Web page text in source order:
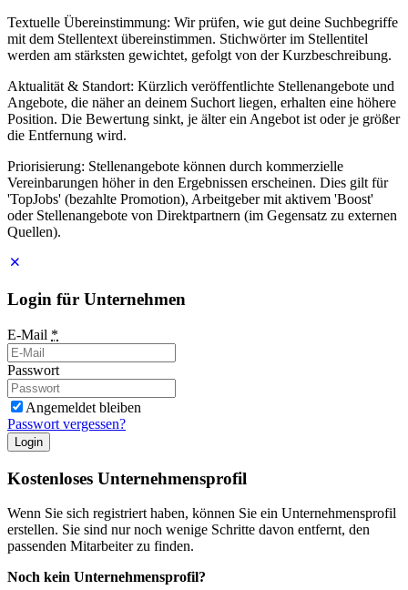
Textuelle Übereinstimmung: Wir prüfen, wie gut deine Suchbegriffe
mit dem Stellentext übereinstimmen. Stichwörter im Stellentitel
werden am stärksten gewichtet, gefolgt von der Kurzbeschreibung.
Aktualität & Standort: Kürzlich veröffentlichte Stellenangebote und
Angebote, die näher an deinem Suchort liegen, erhalten eine höhere
Position. Die Bewertung sinkt, je älter ein Angebot ist oder je größer
die Entfernung wird.
Priorisierung: Stellenangebote können durch kommerzielle
Vereinbarungen höher in den Ergebnissen erscheinen. Dies gilt für
'TopJobs' (bezahlte Promotion), Arbeitgeber mit aktivem 'Boost'
oder Stellenangebote von Direktpartnern (im Gegensatz zu externen
Quellen).
Login für Unternehmen
E-Mail *
Passwort
Angemeldet bleiben
Passwort vergessen?
Login
Kostenloses Unternehmensprofil
Wenn Sie sich registriert haben, können Sie ein Unternehmensprofil
erstellen. Sie sind nur noch wenige Schritte davon entfernt, den
passenden Mitarbeiter zu finden.
Noch kein Unternehmensprofil?